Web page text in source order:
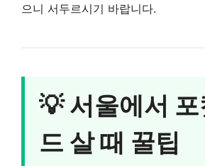
으니 서두르시기 바랍니다.
💡 서울에서
드 살 때 꿀팁